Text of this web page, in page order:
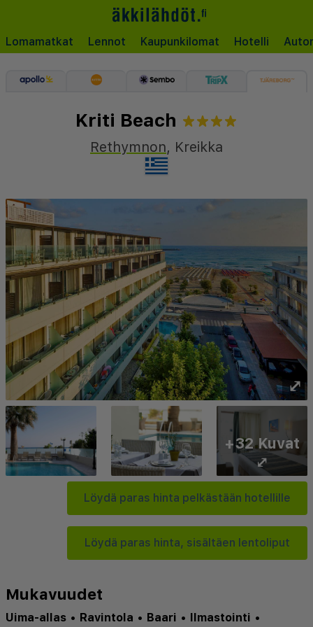
Lomamatkat Lennot Kaupunkilomat Hotelli
Kriti Beach
Rethymnon, Kreikka
⤢
Löydä paras hinta pelkästään hotellille
Löydä paras hinta, sisältäen lentoliput
+32 Kuvat
⤢
Mukavuudet
Uima-allas • Ravintola • Baari • Ilmastointi •